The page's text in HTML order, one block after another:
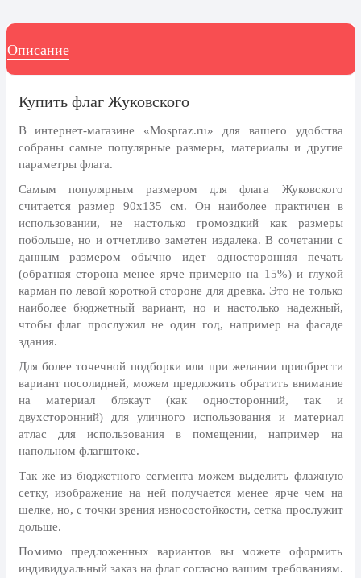
27 марта, День театра
1 апреля, День смеха
Апрель, Месячник по
благоустройству
День геолога (первое воскресенье
апреля)
12 апреля, День космонавтики
18 апреля, Дни исторического и
1 мая, праздник Весны и Труда
6 мая, День герба и флага города
Москвы
9 мая, День Победы
24 мая, День славянской
письменности и культуры
28 мая, День пограничника
1 июня, День защиты детей
8 июня, День социального работника
12 июня, День России
День медицинского работника
22 июня, День памяти и скорби
Описание
Купить флаг Жуковского
В интернет-магазине «Mospraz.ru» для вашего удобства
собраны самые популярные размеры, материалы и другие
параметры флага.
Самым популярным размером для флага Жуковского
считается размер 90x135 см. Он наиболее практичен в
использовании, не настолько громоздкий как размеры
побольше, но и отчетливо заметен издалека. В сочетании с
данным размером обычно идет односторонняя печать
(обратная сторона менее ярче примерно на 15%) и глухой
карман по левой короткой стороне для древка. Это не только
наиболее бюджетный вариант, но и настолько надежный,
чтобы флаг прослужил не один год, например на фасаде
здания.
Для более точечной подборки или при желании приобрести
вариант посолидней, можем предложить обратить внимание
на материал блэкаут (как односторонний, так и
двухсторонний) для уличного использования и материал
атлас для использования в помещении, например на
напольном флагштоке.
Так же из бюджетного сегмента можем выделить флажную
сетку, изображение на ней получается менее ярче чем на
шелке, но, с точки зрения износостойкости, сетка прослужит
дольше.
Помимо предложенных вариантов вы можете оформить
индивидуальный заказ на флаг согласно вашим требованиям.